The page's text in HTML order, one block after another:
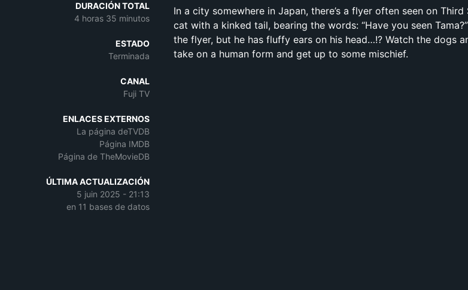
DURACIÓN TOTAL
4 horas 35 minutos
ESTADO
Terminada
CANAL
Fuji TV
ENLACES EXTERNOS
La página deTVDB
Página IMDB
Página de TheMovieDB
ÚLTIMA ACTUALIZACIÓN
5 juin 2025 - 21:13
en 11 bases de datos
In a city somewhere in Japan, there’s a flyer often seen on
cat with a kinked tail, bearing the words: “Have you seen
the flyer, but he has fluffy ears on his head…!? Watch the dogs
take on a human form and get up to some mischief.